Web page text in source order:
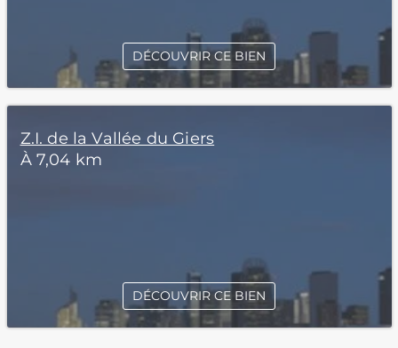
DÉCOUVRIR CE BIEN
Z.I. de la Vallée du Giers
À 7,04 km
DÉCOUVRIR CE BIEN